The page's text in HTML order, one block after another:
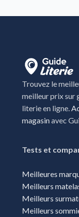
Trouvez le
meilleur prix sur
literie en ligne.
magasinavec
Tests et
Meilleures
Meilleurs
Meilleurs
Meilleurs